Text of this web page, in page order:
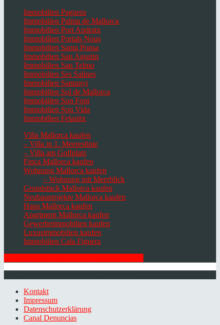
Immobilien Paguera
Immobilien Palma de Mallorca
Immobilien Port Andratx
Immobilien Portals Nous
Immobilien Santa Ponsa
Immobilien San Agustin
Immobilien San Telmo
Immobilien Ses Salines
Immobilien Santanyi
Immobilien Sol de Mallorca
Immobilien Son Font
Immobilien Son Vida
Immobilien Felanitx
Villa Mallorca kaufen
– Villa in 1. Meereslinie
– Villa am Golfplatz
Finca Mallorca kaufen
Wohnung Mallorca kaufen
– Wohnung mit Meerblick
Grundstück Mallorca kaufen
Neubauprojekte Mallorca kaufen
Haus Mallorca kaufen
Apartment Mallorca kaufen
Gewerbeimmobilien kaufen
Luxusimmobilien kaufen
Immobilien Cala Figuera
Kontakt
Impressum
Datenschutzerklärung
Canal Denuncias